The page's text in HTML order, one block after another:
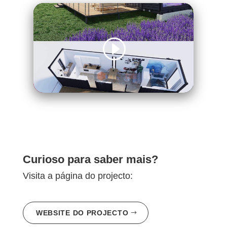
Curioso para saber mais?
Visita a página do projecto:
WEBSITE DO PROJECTO